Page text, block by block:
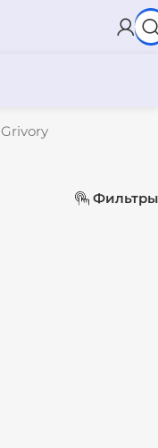
Grivory
Фильтры